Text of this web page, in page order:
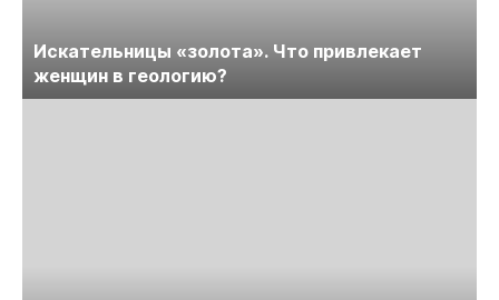
Искательницы «золота». Что привлекает
женщин в геологию?